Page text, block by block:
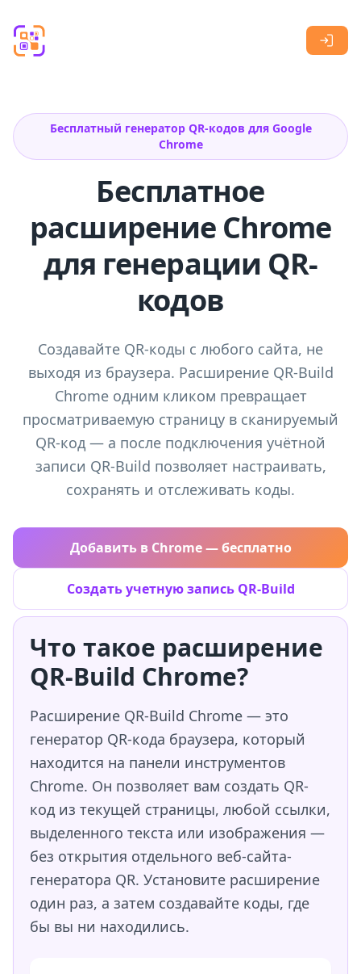
Бесплатный генератор QR-кодов для Google
Chrome
Бесплатное
расширение Chrome
для генерации QR-
кодов
Создавайте QR-коды с любого сайта, не
выходя из браузера. Расширение QR-Build
Chrome одним кликом превращает
просматриваемую страницу в сканируемый
QR-код — а после подключения учётной
записи QR-Build позволяет настраивать,
сохранять и отслеживать коды.
Добавить в Chrome — бесплатно
Создать учетную запись QR-Build
Что такое расширение
QR-Build Chrome?
Расширение QR-Build Chrome — это
генератор QR-кода браузера, который
находится на панели инструментов
Chrome. Он позволяет вам создать QR-
код из текущей страницы, любой ссылки,
выделенного текста или изображения —
без открытия отдельного веб-сайта-
генератора QR. Установите расширение
один раз, а затем создавайте коды, где
бы вы ни находились.